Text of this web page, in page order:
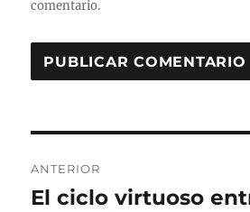
comentario.
R
A
de
ANTERIOR
Entrada
El ciclo virtuoso